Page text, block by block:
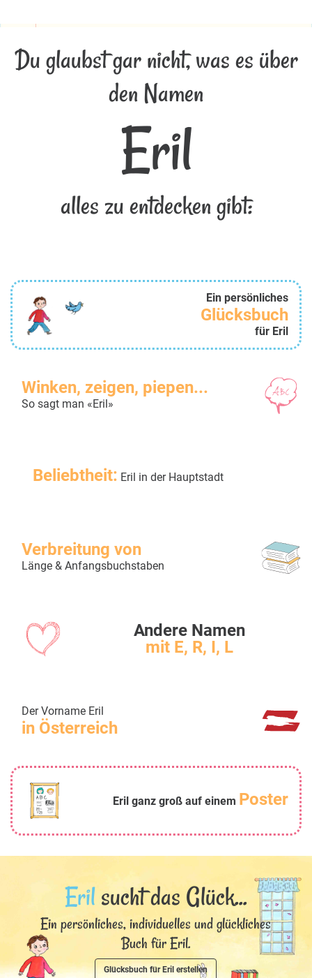
Du glaubst gar nicht, was es über
den Namen
Eril
alles zu entdecken gibt:
Ein persönliches
Glücksbuch
für Eril
Winken, zeigen, piepen...
So sagt man «Eril»
Beliebtheit: Eril in der Hauptstadt
Verbreitung von
Länge & Anfangsbuchstaben
Andere Namen
mit E, R, I, L
Der Vorname Eril
in Österreich
Eril ganz groß auf einem Poster
Erilsucht das Glück...
Ein persönliches, individuelles und glückliches
Buch für Eril.
Glücksbuch für Eril erstellen